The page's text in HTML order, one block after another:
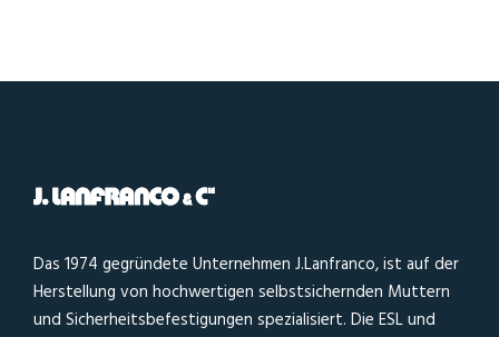
Das 1974 gegründete Unternehmen J.Lanfranco, ist auf der
Herstellung von hochwertigen selbstsichernden Muttern
und Sicherheitsbefestigungen spezialisiert. Die ESL und